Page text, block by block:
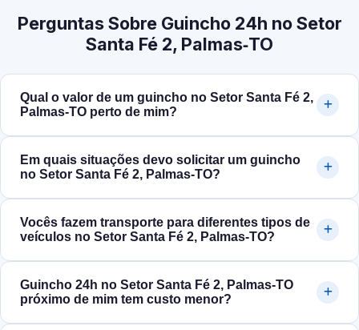
Perguntas Sobre Guincho 24h no Setor
Santa Fé 2, Palmas‑TO
Qual o valor de um guincho no Setor Santa Fé 2,
Palmas‑TO perto de mim?
Em quais situações devo solicitar um guincho
no Setor Santa Fé 2, Palmas‑TO?
Vocês fazem transporte para diferentes tipos de
veículos no Setor Santa Fé 2, Palmas‑TO?
Guincho 24h no Setor Santa Fé 2, Palmas‑TO
próximo de mim tem custo menor?